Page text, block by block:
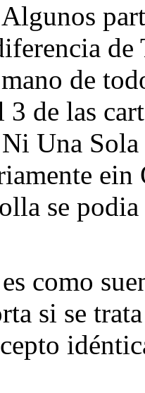
de
de las
Ni Una
ein
se
como
si se